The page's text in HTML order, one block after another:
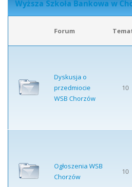
Wyższa Szkoła Bankowa w
Forum
Dyskusja o
przedmiocie
WSB Chorzów
10
Ogłoszenia WSB
Chorzów
10